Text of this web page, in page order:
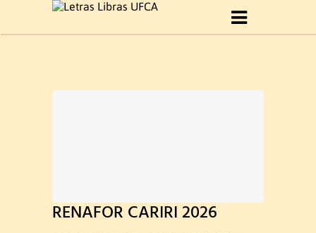
Formatura 2019.1
RENAFOR CARIRI 2026